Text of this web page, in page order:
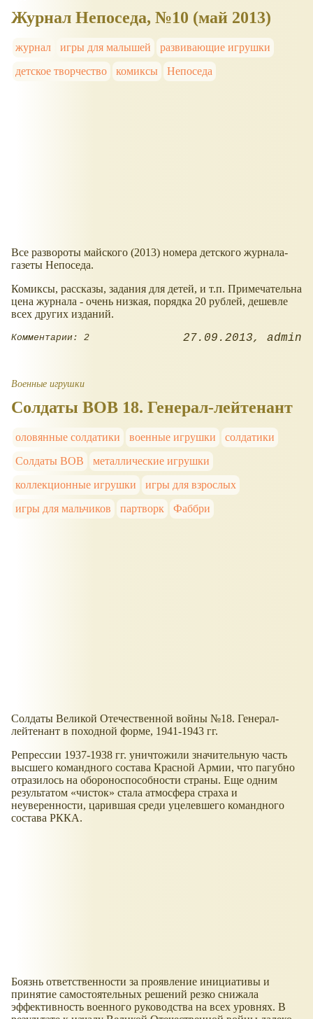
Журнал Непоседа, №10 (май 2013)
журнал игры для малышей
развивающие игрушки
детское творчество
комиксы Непоседа
Все развороты майского (2013) номера детского журнала-
газеты Непоседа.
Комиксы, рассказы, задания для детей, и т.п. Примечательна
цена журнала - очень низкая, порядка 20 рублей, дешевле
всех других изданий.
Комментарии: 2 27.09.2013 admin
Военные игрушки
Солдаты ВОВ 18. Генерал-лейтенант
оловянные солдатики военные игрушки
солдатики
Солдаты ВОВ
металлические игрушки
коллекционные игрушки
игры для взрослых
игры для мальчиков
партворк Фаббри
Солдаты Великой Отечественной войны №18. Генерал-
лейтенант в походной форме, 1941-1943 гг.
Репрессии 1937-1938 гг. уничтожили значительную часть
высшего командного состава Красной Армии, что пагубно
отразилось на обороноспособности страны. Еще одним
результатом
чисток
стала атмосфера страха и
неуверенности, царившая среди уцелевшего командного
состава РККА.
Боязнь ответственности за проявление инициативы и
принятие самостоятельных решений резко снижала
эффективность военного руководства на всех уровнях. В